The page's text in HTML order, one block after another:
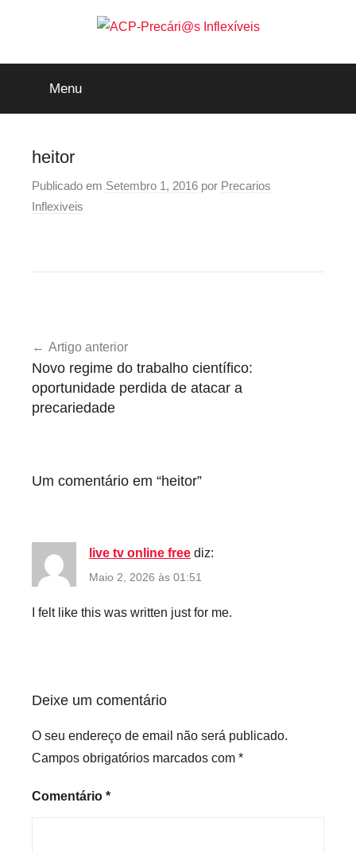
ACP-
Precári@s
Inflexíveis
Menu
heitor
Publicado em Setembro 1, 2016 por Precarios
Inflexiveis
de
artigos
Artigo anterior
Novo regime do trabalho científico:
oportunidade perdida de atacar a
precariedade
Um comentário em “heitor”
live tv online free diz:
Maio 2, 2026 às 01:51
I felt like this was written just for me.
Deixe um comentário
O seu endereço de email não será publicado.
Campos obrigatórios marcados com *
Comentário *